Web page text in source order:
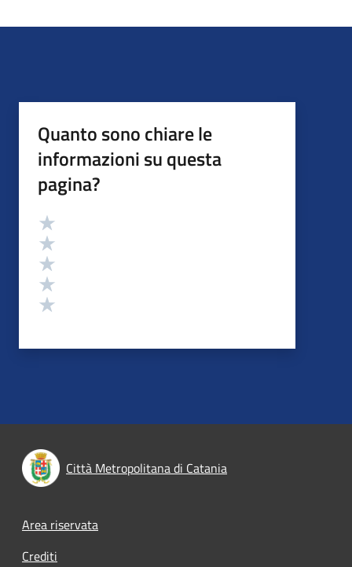
Quanto sono chiare le
informazioni su questa
pagina?
Valutazione
Città Metropolitana di Catania
Footer menu
Area riservata
Crediti